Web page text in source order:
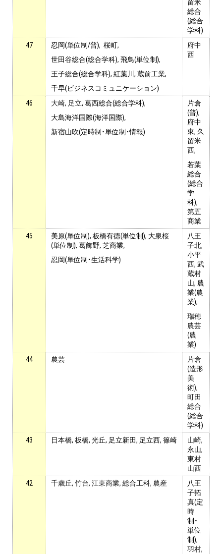
留米
総合
(総合
学科)
47
忍岡(単位制/普), 桜町,
世田谷総合(総合学科), 飛鳥(単位制),
王子総合(総合学科), 紅葉川, 蔵前工業,
千早(ビジネスコミュニケーション)
府中
西
46 大崎, 足立, 葛西総合(総合学科),
大島海洋国際(海洋国際),
新宿山吹(定時制・単位制・情報)
片倉
(普),
府中
東, 久
留米
西,
若葉
総合
(総合
学
科),
第五
商業
45
美原(単位制), 板橋有徳(単位制), 大泉桜
(単位制), 葛飾野, 芝商業,
忍岡(単位制・生活科学)
八王
子北,
小平
西, 武
蔵村
山, 農
業(農
業),
瑞穂
農芸
(農
業)
44
農芸
片倉
(造形
美
術),
町田
総合
(総合
学科)
43
日本橋, 板橋, 光丘, 足立新田, 足立西, 篠崎 山崎,
永山,
東村
山西
42
千歳丘, 竹台, 江東商業, 総合工科, 農産
八王
子拓
真(定
時
制・
単位
制),
羽村,